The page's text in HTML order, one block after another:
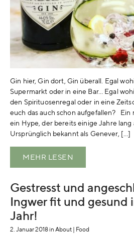
Gin hier, Gin dort, Gin überall. Egal
Supermarkt oder in eine Bar… Egal
den Spirituosenregal oder in eine
euch das auch schon aufgefallen? Ein
ein Hype, der bereits einige Jahre lang
Ursprünglich bekannt als Genever, […]
MEHR LESEN
Gestresst und
Ingwer fit und gesund
Jahr!
2. Januar 2018in About | Food